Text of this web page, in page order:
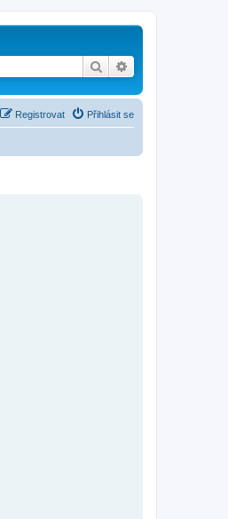
Hledat
Přihlásit se
Registrovat